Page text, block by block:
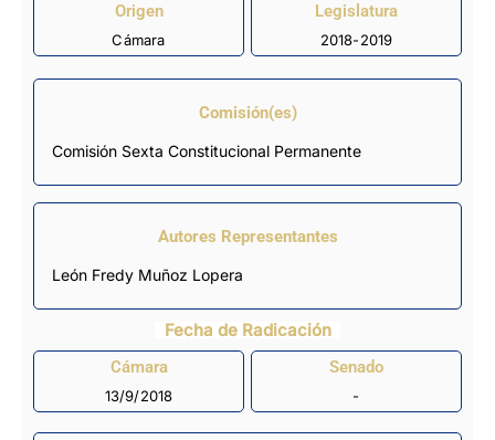
Origen
Cámara
Legislatura
2018-2019
Comisión(es)
Comisión Sexta Constitucional Permanente
Autores Representantes
León Fredy Muñoz Lopera
Fecha de Radicación
Cámara
13/9/2018
Senado
-